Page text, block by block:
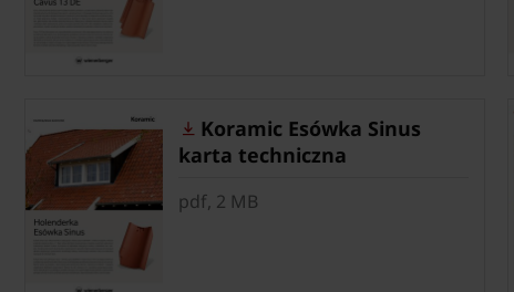
Koramic Esówka Sinus
karta techniczna
pdf, 2 MB